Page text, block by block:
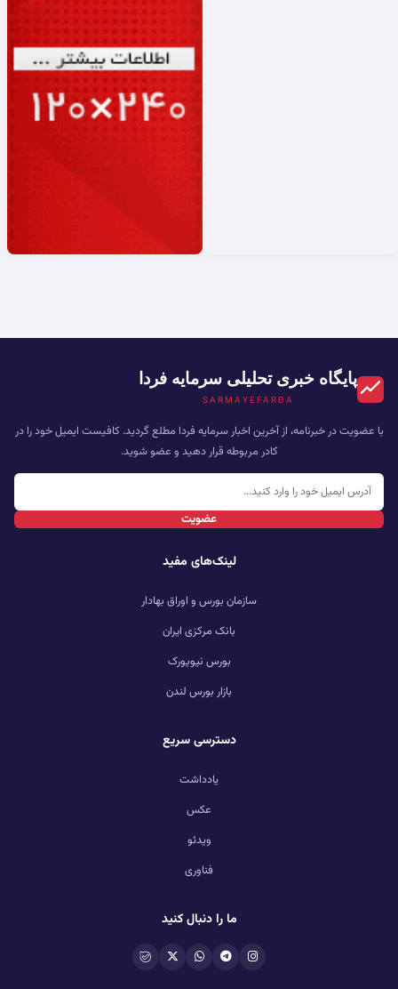
پایگاه خبری تحلیلی سرمایه فردا
SARMAYEFARDA
با عضویت در خبرنامه، از آخرین اخبار سرمایه فردا مطلع گردید. کافیست ایمیل خود را در
کادر مربوطه قرار دهید و عضو شوید.
عضویت
لینک‌های مفید
سازمان بورس و اوراق بهادار
بانک مرکزی ایران
بورس نیویورک
بازار بورس لندن
دسترسی سریع
یادداشت
عکس
ویدئو
فناوری
ما را دنبال کنید